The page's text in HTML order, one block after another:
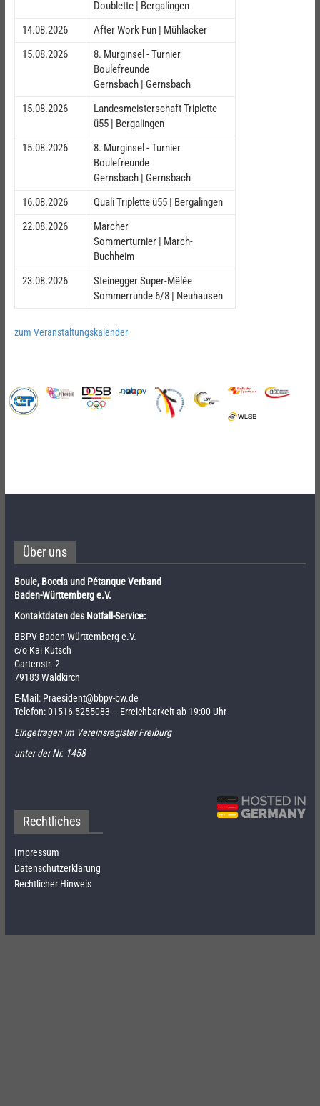
Doublette | Bergalingen
14.08.2026
After Work Fun | Mühlacker
15.08.2026
8. Murginsel - Turnier
Boulefreunde
Gernsbach | Gernsbach
15.08.2026
Landesmeisterschaft Triplette
ü55 | Bergalingen
15.08.2026
8. Murginsel - Turnier
Boulefreunde
Gernsbach | Gernsbach
16.08.2026
Quali Triplette ü55 | Bergalingen
22.08.2026
Marcher
Sommerturnier | March-
Buchheim
23.08.2026
Steinegger Super-Mêlée
Sommerrunde 6/8 | Neuhausen
zum Veranstaltungskalender
Über uns
Boule, Boccia und Pétanque Verband
Baden-Württemberg e.V.
Kontaktdaten des Notfall-Service:
BBPV Baden-Württemberg e.V.
c/o Kai Kutsch
Gartenstr. 2
79183 Waldkirch
E-Mail: Praesident@bbpv-bw.de
Telefon:01516-5255083 – Erreichbarkeit ab 19:00 Uhr
Eingetragen im Vereinsregister Freiburg
unter der Nr. 1458
Rechtliches
Impressum
Datenschutzerklärung
Rechtlicher Hinweis